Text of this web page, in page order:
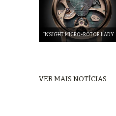
INSIGHT MICRO-ROTOR LADY
VER MAIS NOTÍCIAS